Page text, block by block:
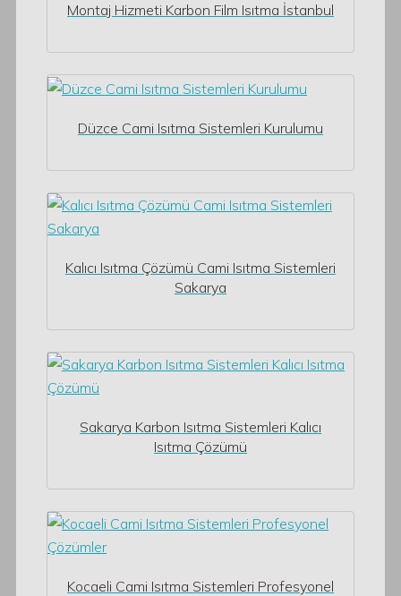
Montaj Hizmeti Karbon Film Isıtma İstanbul
Düzce Cami Isıtma Sistemleri Kurulumu
Kalıcı Isıtma Çözümü Cami Isıtma Sistemleri
Sakarya
Sakarya Karbon Isıtma Sistemleri Kalıcı
Isıtma Çözümü
Kocaeli Cami Isıtma Sistemleri Profesyonel